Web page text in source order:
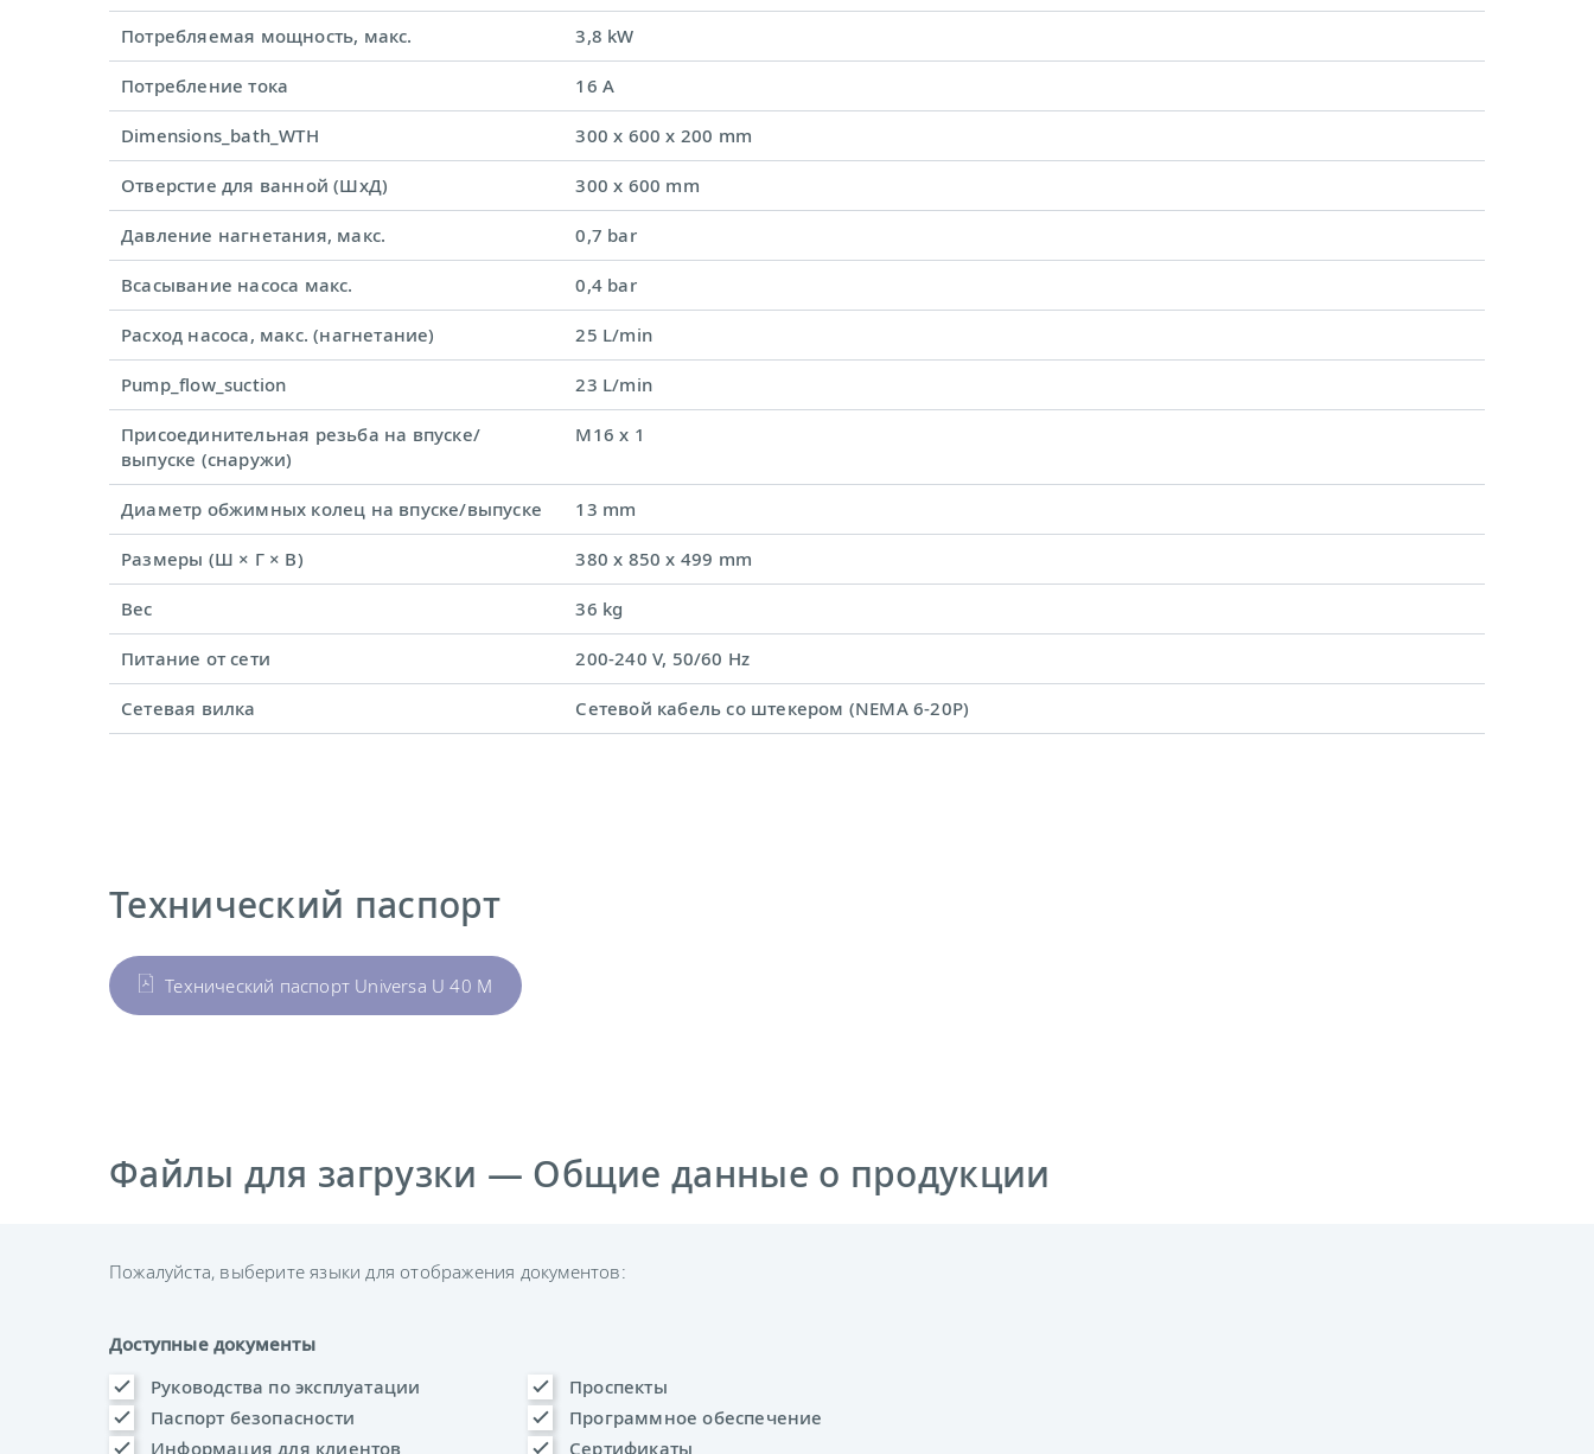
Потребляемая мощность, макс. 3,8 kW
Потребление тока 16 A
Dimensions_bath_WTH 300 x 600 x 200 mm
Отверстие для ванной (ШхД) 300 x 600 mm
Давление нагнетания, макс. 0,7 bar
Всасывание насоса макс. 0,4 bar
Расход насоса, макс. (нагнетание) 25 L/min
Pump_flow_suction 23 L/min
Присоединительная резьба на впуске/
выпуске (снаружи)
M16 x 1
Диаметр обжимных колец на впуске/выпуске 13 mm
Размеры (Ш × Г × В) 380 x 850 x 499 mm
Вес 36 kg
Питание от сети 200-240 V, 50/60 Hz
Сетевая вилка Сетевой кабель со штекером (NEMA 6-20P)
Технический паспорт
Технический паспорт Universa U 40 M
Файлы для загрузки — Общие данные о продукции
Пожалуйста, выберите языки для отображения документов:
Доступные документы
Руководства по эксплуатации
Проспекты
Паспорт безопасности
Программное обеспечение
Информация для клиентов
Сертификаты